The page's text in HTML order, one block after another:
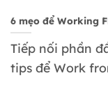
6 mẹo để Working
Tiếp nối phần
tips để Work